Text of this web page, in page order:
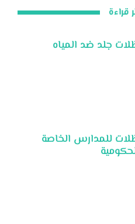
قراءة
جلد ضد المياه
للمدارس الخاصة